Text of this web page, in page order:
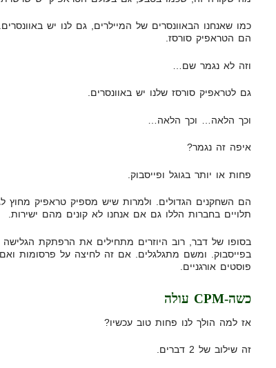
כמו שאנחנו הבאוונסרים של המיילרים, גם לנו יש
הם הטראפיק סורסז.
וזה לא נגמר שם…
גם לטראפיק סורסז שלנו יש באוונסרים.
וכך הלאה… וכך הלאה…
איפה זה נגמר?
פחות או יותר בגוגל ופייסבוק.
הם השחקנים הגדולים. ולמרות שיש מספיק טראפיק מחוץ
תלויים בחברות הללו גם אם אנחנו לא קונים מהם ישירות.
בסופו של דבר, רוב היוזרים מתחילים את הרפתקת הגלישה
בפייסבוק. ומשם מתגלגלים. אם זה לחיצה על פרסומות
פוסטים אורגניים.
כשה-CPM עולה
אז למה הולך לנו פחות טוב עכשיו?
זה שילוב של 2 דברים.